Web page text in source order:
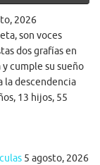
2026
son voces
dos grafías en
cumple su sueño
la descendencia
13 hijos, 55
5 agosto, 2026